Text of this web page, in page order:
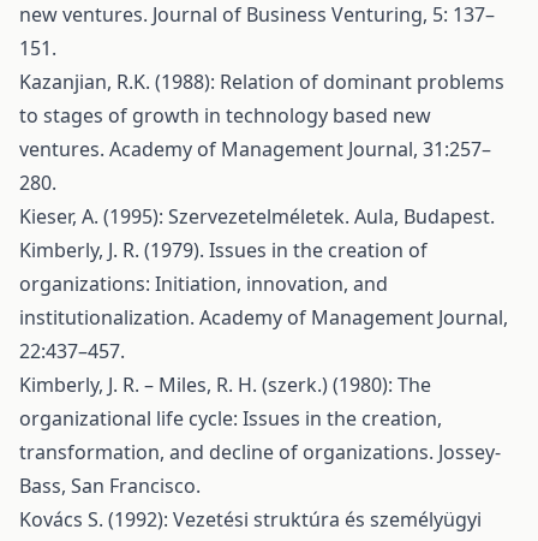
new ventures. Journal of Business Venturing, 5: 137–
151.
Kazanjian, R.K. (1988): Relation of dominant problems
to stages of growth in technology based new
ventures. Academy of Management Journal, 31:257–
280.
Kieser, A. (1995): Szervezetelméletek. Aula, Budapest.
Kimberly, J. R. (1979). Issues in the creation of
organizations: Initiation, innovation, and
institutionalization. Academy of Management Journal,
22:437–457.
Kimberly, J. R. – Miles, R. H. (szerk.) (1980): The
organizational life cycle: Issues in the creation,
transformation, and decline of organizations. Jossey-
Bass, San Francisco.
Kovács S. (1992): Vezetési struktúra és személyügyi